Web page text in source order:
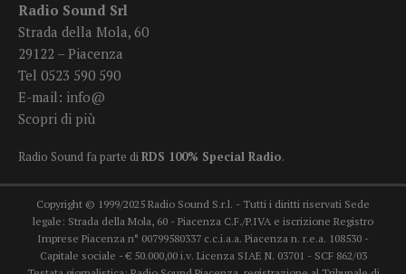
Radio Sound Srl
Strada della Mola, 60
29122 – Piacenza
Tel 0523 590 590
E-mail: info@
Scopri di più
Radio Sound fa parte diRDS 100% Special Radio.
Copyright © 1999/2025 Radio Sound S.r.l. - Tutti i diritti riservati Sede
legale: Strada della Mola, 60 - Piacenza C.F./P.IVA e iscrizione Registro
Imprese Piacenza n° 00799580337 c.c.i.a.a. Piacenza n. r.e.a. 108530 -
Capitale sociale - € 50.000,00 i.v. Licenza SIAE N. 03701 - SCF 862/03